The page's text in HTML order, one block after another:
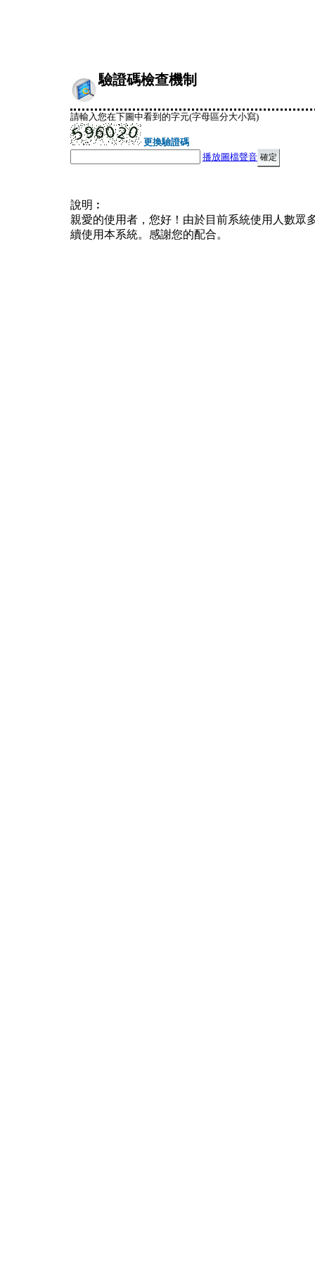
驗證碼檢查機制
請輸入您在下圖中看到的字元(字母區分大小寫)
更換驗證碼
播放圖檔聲音
說明︰
親愛的使用者，您好！由於目前系統使用人數眾
續使用本系統。感謝您的配合。